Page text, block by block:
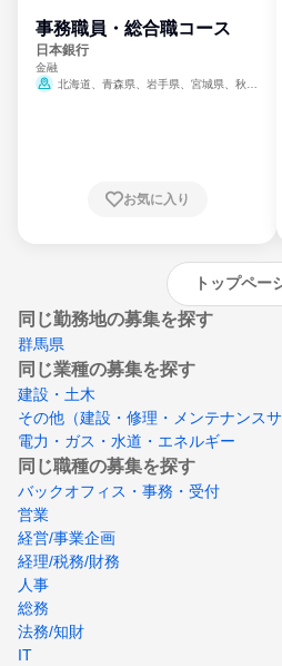
事務職員・総合職コース
日本銀行
金融
北海道、青森県、岩手県、宮城県、秋田
崎県、熊本県、大分県、宮崎県、鹿児島県、
お気に入り
トップペー
同じ勤務地の募集を探す
群馬県
同じ業種の募集を探す
建設・土木
その他（建設・修理・メンテナンスサ
電力・ガス・水道・エネルギー
同じ職種の募集を探す
バックオフィス・事務・受付
営業
経営/事業企画
経理/税務/財務
人事
総務
法務/知財
IT